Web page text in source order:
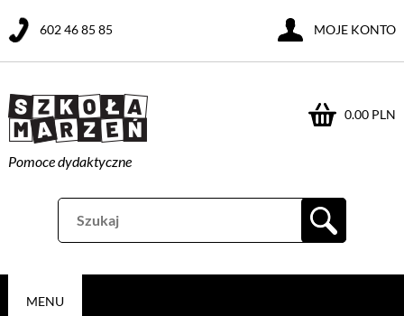
Pomoce dydaktyczne
0.00 PLN
602 46 85 85 MOJE KONTO
MENU